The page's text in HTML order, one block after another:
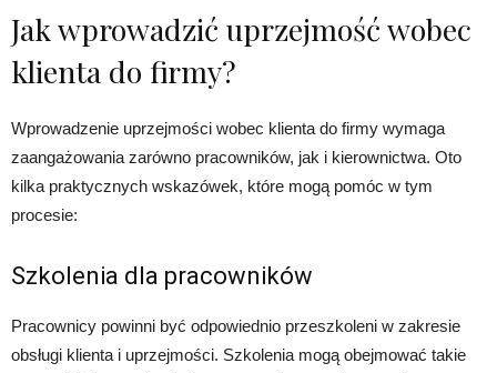
Jak wprowadzić uprzejmość wobec
klienta do firmy?
Wprowadzenie uprzejmości wobec klienta do firmy wymaga
zaangażowania zarówno pracowników, jak i kierownictwa. Oto
kilka praktycznych wskazówek, które mogą pomóc w tym
procesie:
Szkolenia dla pracowników
Pracownicy powinni być odpowiednio przeszkoleni w zakresie
obsługi klienta i uprzejmości. Szkolenia mogą obejmować takie